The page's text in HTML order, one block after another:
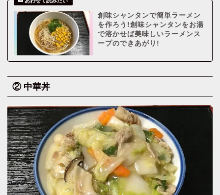
創味シャンタンで簡単ラーメン
を作ろう!創味シャンタンをお湯
で溶かせば美味しいラーメンス
ープのできあがり!
② 中華丼